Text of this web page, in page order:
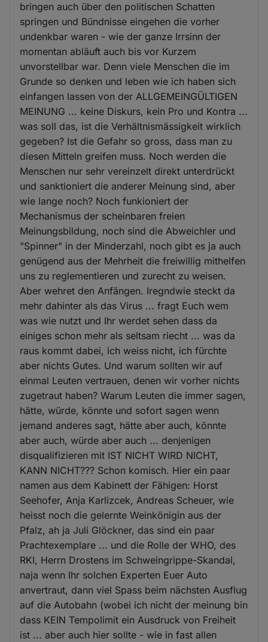
bringen auch über den politischen Schatten
springen und Bündnisse eingehen die vorher
undenkbar waren - wie der ganze Irrsinn der
momentan abläuft auch bis vor Kurzem
unvorstellbar war. Denn viele Menschen die im
Grunde so denken und leben wie ich haben sich
einfangen lassen von der ALLGEMEINGÜLTIGEN
MEINUNG ... keine Diskurs, kein Pro und Kontra ...
was soll das, ist die Verhältnismässigkeit wirklich
gegeben? Ist die Gefahr so gross, dass man zu
diesen Mitteln greifen muss. Noch werden die
Menschen nur sehr vereinzelt direkt unterdrückt
und sanktioniert die anderer Meinung sind, aber
wie lange noch? Noch funkioniert der
Mechanismus der scheinbaren freien
Meinungsbildung, noch sind die Abweichler und
"Spinner" in der Minderzahl, noch gibt es ja auch
genügend aus der Mehrheit die freiwillig mithelfen
uns zu reglementieren und zurecht zu weisen.
Aber wehret den Anfängen. Iregndwie steckt da
mehr dahinter als das Virus ... fragt Euch wem
was wie nutzt und Ihr werdet sehen dass da
einiges schon mehr als seltsam riecht ... was da
raus kommt dabei, ich weiss nicht, ich fürchte
aber nichts Gutes. Und warum sollten wir auf
einmal Leuten vertrauen, denen wir vorher nichts
zugetraut haben? Warum Leuten die immer sagen,
hätte, würde, könnte und sofort sagen wenn
jemand anderes sagt, hätte aber auch, könnte
aber auch, würde aber auch ... denjenigen
disqualifizieren mit IST NICHT WIRD NICHT,
KANN NICHT??? Schon komisch. Hier ein paar
namen aus dem Kabinett der Fähigen: Horst
Seehofer, Anja Karlizcek, Andreas Scheuer, wie
heisst noch die gelernte Weinkönigin aus der
Pfalz, ah ja Juli Glöckner, das sind ein paar
Prachtexemplare ... und die Rolle der WHO, des
RKI, Herrn Drostens im Schweingrippe-Skandal,
naja wenn Ihr solchen Experten Euer Auto
anvertraut, dann viel Spass beim nächsten Ausflug
auf die Autobahn (wobei ich nicht der meinung bin
dass KEIN Tempolimit ein Ausdruck von Freiheit
ist ... aber auch hier sollte - wie in fast allen